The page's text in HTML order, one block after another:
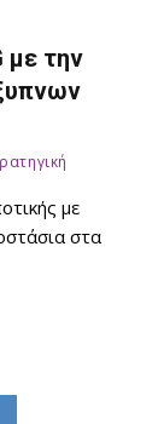
με την
με
στα